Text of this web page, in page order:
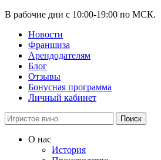
В рабочие дни с 10:00-19:00 по МСК.
Новости
Франшиза
Арендодателям
Блог
Отзывы
Бонусная программа
Личный кабинет
Поиск
О нас
История